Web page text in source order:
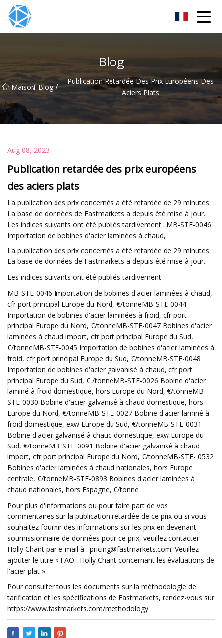
Blog
Maison/ Blog /
Publication Retardée Des Prix Européens Des
Aciers Plats
Aug 08, 2023
Publication retardée des prix européens
des aciers plats
La publication des prix concernés a été retardée de 29 minutes.
La base de données de Fastmarkets a depuis été mise à jour.
Les indices suivants ont été publiés tardivement : MB-STE-0046
Importation de bobines d'acier laminées à chaud,
La publication des prix concernés a été retardée de 29 minutes.
La base de données de Fastmarkets a depuis été mise à jour.
Les indices suivants ont été publiés tardivement :
MB-STE-0046 Importation de bobines d'acier laminées à chaud,
cfr port principal Europe du Nord, €/tonneMB-STE-0044
Importation de bobines d'acier laminées à froid, cfr port
principal Europe du Nord, €/tonneMB-STE-0047 Bobines d'acier
laminées à chaud import, cfr port principal Europe du Sud,
€/tonneMB-STE-0045 Importation de bobines d'acier laminées à
froid, cfr port principal Europe du Sud, €/tonneMB-STE-0048
Importation de bobines d'acier galvanisé à chaud, cfr port
principal Europe du Sud, € /tonneMB-STE-0026 Bobine d'acier
laminé à froid domestique, hors Europe du Nord, €/tonneMB-
STE-0030 Bobine d'acier galvanisé à chaud domestique, hors
Europe du Nord, €/tonneMB-STE-0027 Bobine d'acier laminé à
froid domestique, exw Europe du Sud, €/tonneMB-STE-0031
Bobine d'acier galvanisé à chaud domestique, exw Europe du
Sud, €/tonneMB-STE-0091 Bobine d'acier galvanisé à chaud
import, cfr port principal Europe du Nord, €/tonneMB-STE- 0532
Bobines d'acier laminées à chaud nationales, hors Europe
centrale, €/tonneMB-STE-0893 Bobines d'acier laminées à
chaud nationales, hors Espagne, €/tonne
Pour plus d'informations ou pour faire part de vos
commentaires sur la publication retardée de ce prix ou si vous
souhaitez fournir des informations sur les prix en devenant
soumissionnaire de données pour ce prix, veuillez contacter
Holly Chant par e-mail à : pricing@fastmarkets.com. Veuillez
ajouter le titre « FAO : Holly Chant concernant les évaluations de
l'acier plat ».
Pour consulter tous les documents sur la méthodologie de
tarification et les spécifications de Fastmarkets, rendez-vous sur
https://www.fastmarkets.com/methodology.